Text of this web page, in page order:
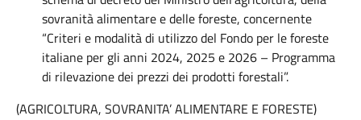
sovranità alimentare e delle foreste, concernente
“Criteri e modalità di utilizzo del Fondo per le foreste
italiane per gli anni 2024, 2025 e 2026 – Programma
di rilevazione dei prezzi dei prodotti forestali”.
(AGRICOLTURA, SOVRANITA’ ALIMENTARE E FORESTE)